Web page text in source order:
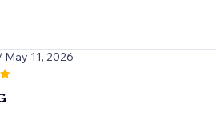
May 11, 2026